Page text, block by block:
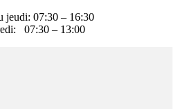
jeudi: 07:30 – 16:30
07:30 – 13:00